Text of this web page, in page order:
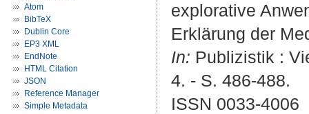
Atom
BibTeX
Dublin Core
EP3 XML
EndNote
HTML Citation
JSON
Reference Manager
Simple Metadata
explorative
Erklärung der
In: Publizistik :
4. - S. 486-488.
ISSN 0033-4006